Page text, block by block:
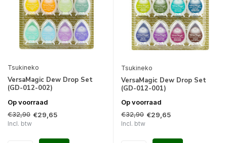
Tsukineko
VersaMagic Dew Drop Set
(GD-012-002)
Op voorraad
€32,90 €29,65
Incl. btw
Tsukineko
VersaMagic Dew Drop Set
(GD-012-001)
Op voorraad
€32,90 €29,65
Incl. btw